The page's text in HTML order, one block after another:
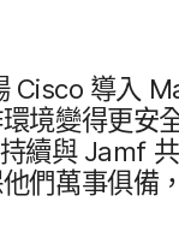
Cisco 導入
境​變得​更​安
續​與Jamf
們​萬事​俱備